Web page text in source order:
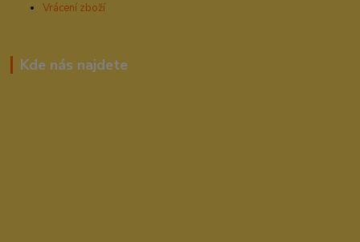
Vrácení zboží
Kde nás najdete